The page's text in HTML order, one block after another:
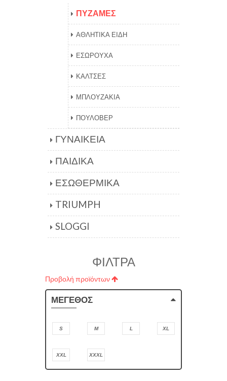
ΠΥΖΑΜΕΣ
ΑΘΛΗΤΙΚΑ ΕΙΔΗ
ΕΣΩΡΟΥΧΑ
ΚΑΛΤΣΕΣ
ΜΠΛΟΥΖΑΚΙΑ
ΠΟΥΛΟΒΕΡ
ΓΥΝΑΙΚΕΙΑ
ΠΑΙΔΙΚΑ
ΕΣΩΘΕΡΜΙΚΑ
TRIUMPH
SLOGGI
ΦΙΛΤΡΑ
Προβολή προϊόντων
ΜΕΓΕΘΟΣ
S M L XL
XXL XXXL